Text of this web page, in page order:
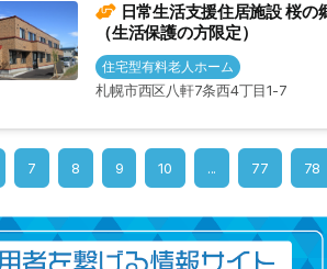
日常生活支援住居施設 桜の
（生活保護の方限定）
住宅型有料老人ホーム
札幌市西区八軒7条西4丁目1-7
7 8 9 10 ... 77 78